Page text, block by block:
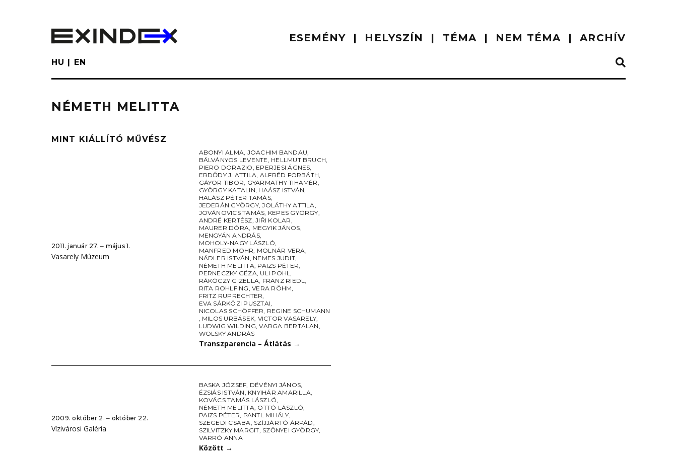
ESEMÉNY HELYSZÍN TÉMA NEM TÉMA ARCHÍV
HU EN
NÉMETH MELITTA
MINT KIÁLLÍTÓ MŰVÉSZ
2011. január 27. ‒ május 1.
Vasarely Múzeum
ABONYI ALMA, JOACHIM BANDAU,
BÁLVÁNYOS LEVENTE, HELLMUT BRUCH,
PIERO DORAZIO, EPERJESI ÁGNES,
ERDŐDY J. ATTILA, ALFRÉD FORBÁTH,
GÁYOR TIBOR, GYARMATHY TIHAMÉR,
GYÖRGY KATALIN, HAÁSZ ISTVÁN,
HALÁSZ PÉTER TAMÁS,
JEDERÁN GYÖRGY,JOLÁTHY ATTILA,
JOVÁNOVICS TAMÁS, KEPES GYÖRGY,
ANDRÉ KERTÉSZ,JIŘI KOLAR,
MAURER DÓRA, MEGYIK JÁNOS,
MENGYÁN ANDRÁS,
MOHOLY-NAGY LÁSZLÓ,
MANFRED MOHR, MOLNÁR VERA,
NÁDLER ISTVÁN, NEMES JUDIT,
NÉMETH MELITTA, PAIZS PÉTER,
PERNECZKY GÉZA, ULI POHL,
RÁKÓCZY GIZELLA, FRANZ RIEDL,
RITA ROHLFING,VERA RÖHM,
FRITZ RUPRECHTER,
EVA SÁRKÖZI PUSZTAI,
NICOLAS SCHÖFFER, REGINE SCHUMANN
, MILOS URBÁSEK, VICTOR VASARELY,
LUDWIG WILDING,VARGA BERTALAN,
WOLSKY ANDRÁS
Transzparencia – Átlátás →
2009. október 2. ‒ október 22.
Vízivárosi Galéria
BASKA JÓZSEF, DÉVÉNYI JÁNOS,
ÉZSIÁS ISTVÁN, KNYIHÁR AMARILLA,
KOVÁCS TAMÁS LÁSZLÓ,
NÉMETH MELITTA, OTTÓ LÁSZLÓ,
PAIZS PÉTER, PANTL MIHÁLY,
SZEGEDI CSABA, SZÍJJÁRTÓ ÁRPÁD,
SZILVITZKY MARGIT, SZŐNYEI GYÖRGY,
VARRÓ ANNA
Között →